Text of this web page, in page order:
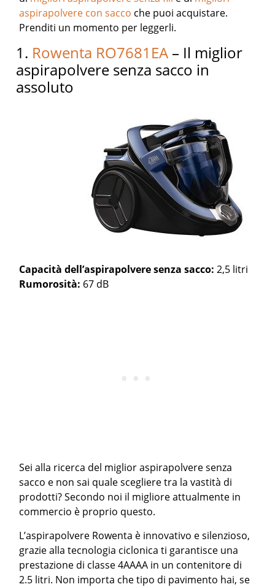
aspirapolvere con sacco che puoi acquistare.
Prenditi un momento per leggerli.
1. Rowenta RO7681EA – Il miglior
aspirapolvere senza sacco in
assoluto
Capacità dell’aspirapolvere senza sacco:2,5 litri
Rumorosità: 67 dB
Sei alla ricerca del miglior aspirapolvere senza
sacco e non sai quale scegliere tra la vastità di
prodotti? Secondo noi il migliore attualmente in
commercio è proprio questo.
L’aspirapolvere Rowenta è innovativo e silenzioso,
grazie alla tecnologia ciclonica ti garantisce una
prestazione di classe 4AAAA in un contenitore di
2.5 litri. Non importa che tipo di pavimento hai, se